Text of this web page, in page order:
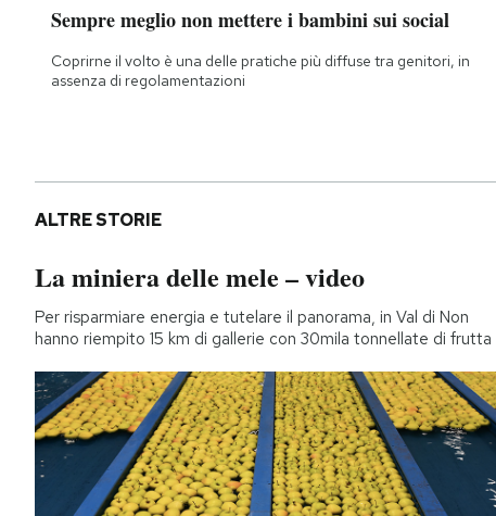
Sempre meglio non mettere i bambini sui social
Coprirne il volto è una delle pratiche più diffuse tra genitori, in
assenza di regolamentazioni
ALTRE STORIE
La miniera delle mele – video
Per risparmiare energia e tutelare il panorama, in Val di Non
hanno riempito 15 km di gallerie con 30mila tonnellate di frutta